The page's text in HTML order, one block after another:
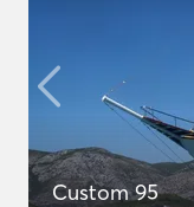
Custom 95